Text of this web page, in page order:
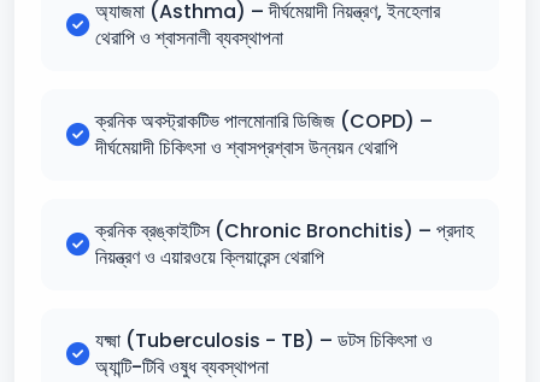
অ্যাজমা (Asthma) – দীর্ঘমেয়াদী নিয়ন্ত্রণ, ইনহেলার
থেরাপি ও শ্বাসনালী ব্যবস্থাপনা
ক্রনিক অবস্ট্রাকটিভ পালমোনারি ডিজিজ (COPD) –
দীর্ঘমেয়াদী চিকিৎসা ও শ্বাসপ্রশ্বাস উন্নয়ন থেরাপি
ক্রনিক ব্রঙ্কাইটিস (Chronic Bronchitis) – প্রদাহ
নিয়ন্ত্রণ ও এয়ারওয়ে ক্লিয়ারেন্স থেরাপি
যক্ষ্মা (Tuberculosis - TB) – ডটস চিকিৎসা ও
অ্যান্টি-টিবি ওষুধ ব্যবস্থাপনা